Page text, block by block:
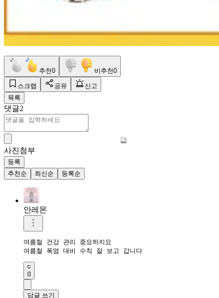
추천0 비추천0
스크랩 공유
신고
목록
댓글2
사진첨부
등록
추천순
최신순 등록순
안레몬
여름철 건강 관리 중요하지요
여름철 폭염 대비 수칙 잘 보고 갑니다
0
답글 쓰기